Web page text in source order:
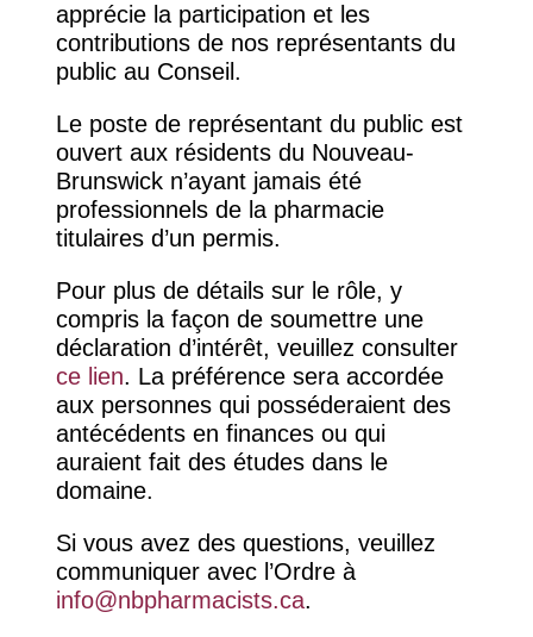
apprécie la participation et les
contributions de nos représentants du
public au Conseil.
Le poste de représentant du public est
ouvert aux résidents du Nouveau-
Brunswick n’ayant jamais été
professionnels de la pharmacie
titulaires d’un permis.
Pour plus de détails sur le rôle, y
compris la façon de soumettre une
déclaration d’intérêt, veuillez consulter
ce lien. La préférence sera accordée
aux personnes qui posséderaient des
antécédents en finances ou qui
auraient fait des études dans le
domaine.
Si vous avez des questions, veuillez
communiquer avec l’Ordre à
info@nbpharmacists.ca.